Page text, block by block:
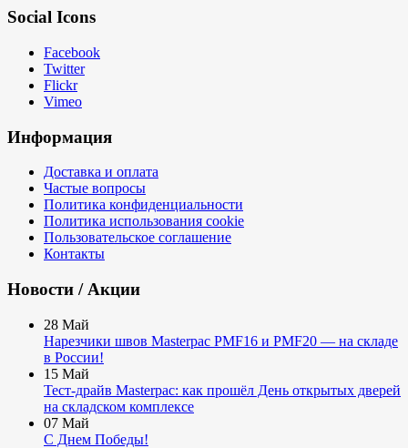
Social Icons
Facebook
Twitter
Flickr
Vimeo
Информация
Доставка и оплата
Частые вопросы
Политика конфиденциальности
Политика использования cookie
Пользовательское соглашение
Контакты
Новости / Акции
28 Май
Нарезчики швов Masterpac PMF16 и PMF20 — на складе
в России!
15 Май
Тест-драйв Masterpac: как прошёл День открытых дверей
на складском комплексе
07 Май
С Днем Победы!